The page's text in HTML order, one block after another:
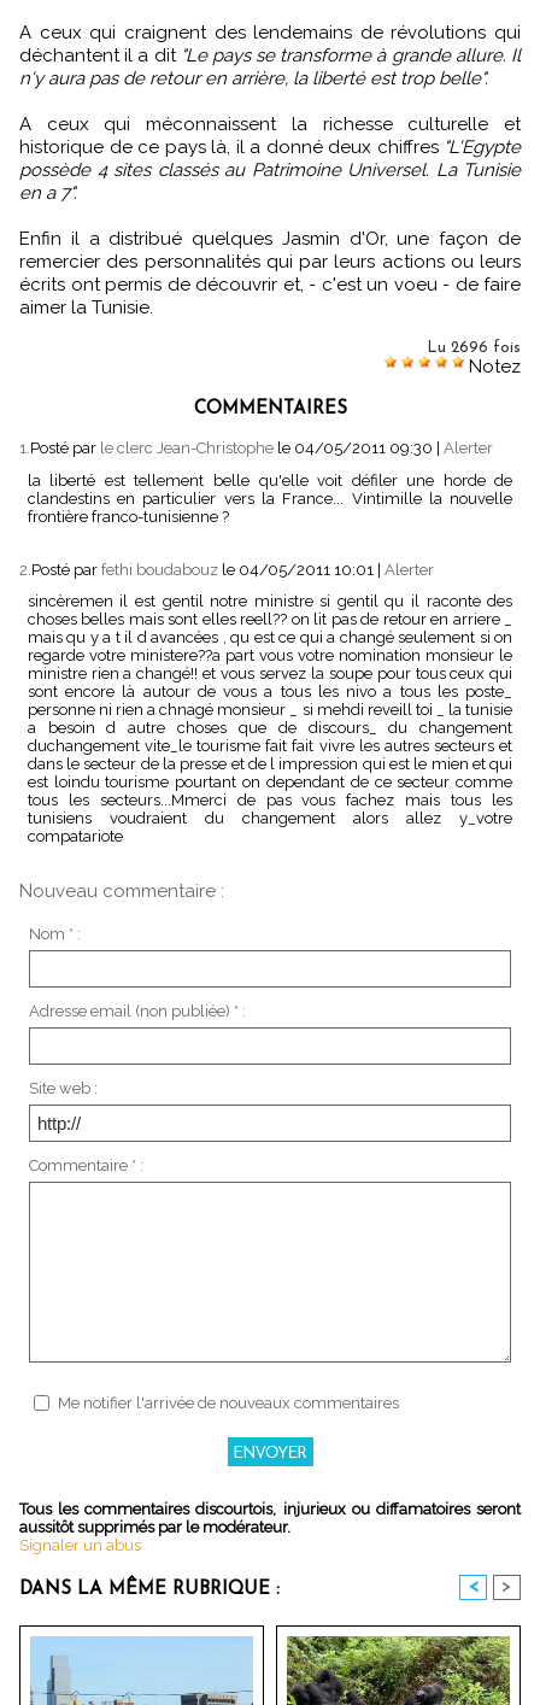
A ceux qui craignent des lendemains de révolutions qui
déchantent il a dit "Le pays se transforme à grande allure. Il
n'y aura pas de retour en arrière, la liberté est trop belle".
A ceux qui méconnaissent la richesse culturelle et
historique de ce pays là, il a donné deux chiffres "L'Egypte
possède 4 sites classés au Patrimoine Universel. La Tunisie
en a 7".
Enfin il a distribué quelques Jasmin d'Or, une façon de
remercier des personnalités qui par leurs actions ou leurs
écrits ont permis de découvrir et, - c'est un voeu - de faire
aimer la Tunisie.
Lu 2696 fois
Notez
COMMENTAIRES
1.Posté par le clerc Jean-Christophe le 04/05/2011 09:30
Alerter
la liberté est tellement belle qu'elle voit défiler une horde de
clandestins en particulier vers la France... Vintimille la nouvelle
frontière franco-tunisienne ?
2. Posté par fethi boudabouz le 04/05/2011 10:01 | Alerter
sincèremen il est gentil notre ministre si gentil qu il raconte des
choses belles mais sont elles reell?? on lit pas de retour en arriere _
mais qu y a t il d avancées , qu est ce qui a changé seulement si on
regarde votre ministere??a part vous votre nomination monsieur le
ministre rien a changé!! et vous servez la soupe pour tous ceux qui
sont encore là autour de vous a tous les nivo a tous les poste_
personne ni rien a chnagé monsieur _ si mehdi reveill toi _ la tunisie
a besoin d autre choses que de discours_ du changement
duchangement vite_le tourisme fait fait vivre les autres secteurs et
dans le secteur de la presse et de l impression qui est le mien et qui
est loindu tourisme pourtant on dependant de ce secteur comme
tous les secteurs...Mmerci de pas vous fachez mais tous les
tunisiens voudraient du changement alors allez y_votre
compatariote
Nouveau commentaire :
Nom * :
Adresse email (non publiée) * :
Site web :
Commentaire * :
Me notifier l'arrivée de nouveaux commentaires
Tous les commentaires discourtois, injurieux ou diffamatoires seront
aussitôt supprimés par le modérateur.
Signaler un abus
DANS LA MÊME RUBRIQUE : < >